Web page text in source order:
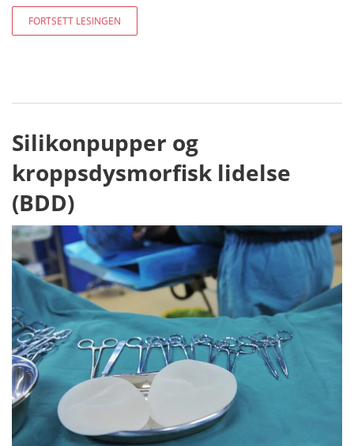
FORTSETT LESINGEN
Silikonpupper og
kroppsdysmorfisk lidelse
(BDD)